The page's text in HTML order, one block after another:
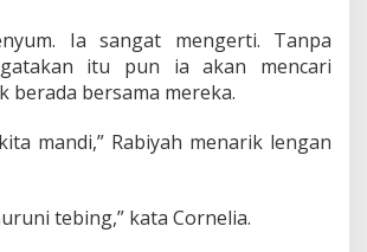
Ia sangat mengerti. Tanpa
itu pun ia akan mencari
berada bersama mereka.
mandi,” Rabiyah menarik lengan
tebing,” kata Cornelia.